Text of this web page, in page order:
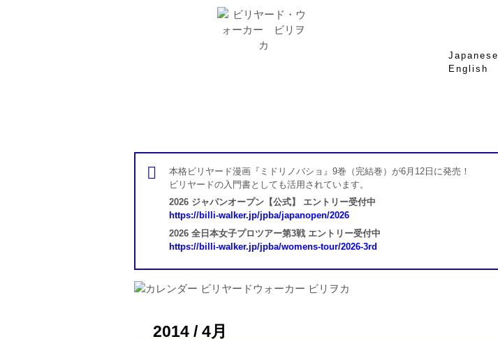
Japanese
English
本格ビリヤード漫画『ミドリノバショ』9巻（完結巻）が6月12日に発売！
ビリヤードの入門書としても活用されています。
2026 ジャパンオープン【公式】 エントリー受付中
https://billi-walker.jp/jpba/japanopen/2026
2026 全日本女子プロツアー第3戦 エントリー受付中
https://billi-walker.jp/jpba/womens-tour/2026-3rd
2014 / 4月